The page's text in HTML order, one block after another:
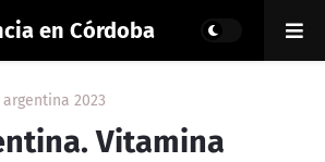
en Córdoba
2023
Vitamina